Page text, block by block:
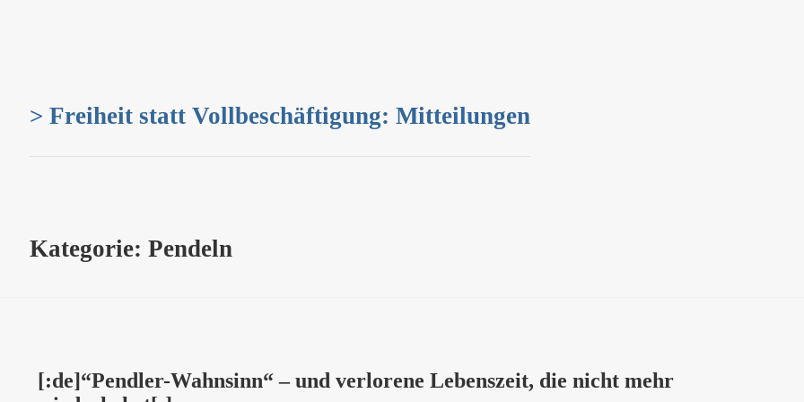
> Freiheit statt Vollbeschäftigung: Mitteilungen
Kategorie:Pendeln
[:de]“Pendler-Wahnsinn“ – und verlorene Lebenszeit, die nicht mehr